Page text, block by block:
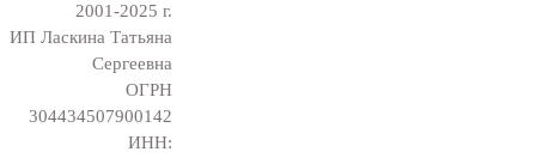
2001-2025 г.
ИП Ласкина Татьяна
Сергеевна
ОГРН
304434507900142
ИНН: